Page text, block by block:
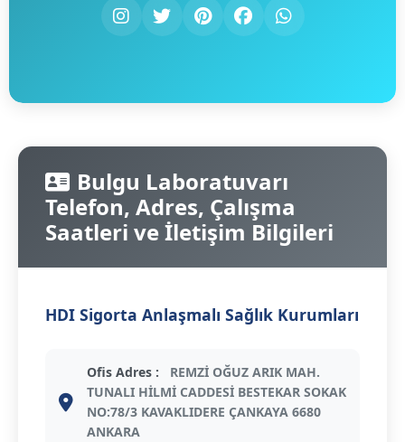
Bulgu Laboratuvarı
Telefon, Adres, Çalışma
Saatleri ve İletişim Bilgileri
HDI Sigorta Anlaşmalı Sağlık Kurumları
Ofis Adres :
REMZİ OĞUZ ARIK MAH.
TUNALI HİLMİ CADDESİ BESTEKAR SOKAK
NO:78/3 KAVAKLIDERE ÇANKAYA 6680
ANKARA